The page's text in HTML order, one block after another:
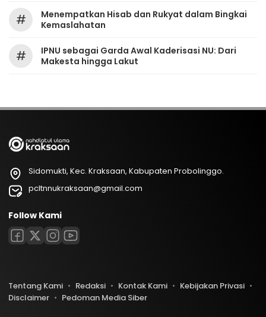
#
Menempatkan Hisab dan Rukyat dalam Bingkai
Kemaslahatan
#
IPNU sebagai Garda Awal Kaderisasi NU: Dari
Makesta hingga Lakut
Sidomukti, Kec. Kraksaan, Kabupaten Probolinggo.
pcltnnukraksaan@gmail.com
Follow Kami
Tentang Kami Redaksi Kontak Kami
Kebijakan Privasi
Disclaimer
Pedoman Media Siber